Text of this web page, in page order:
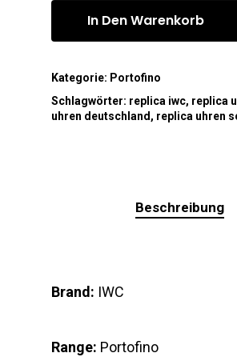
In Den Warenkorb
Kategorie: Portofino
Schlagwörter: replica iwc, replica
uhren deutschland , replica uhren
Beschreibung
Brand: IWC
Range: Portofino